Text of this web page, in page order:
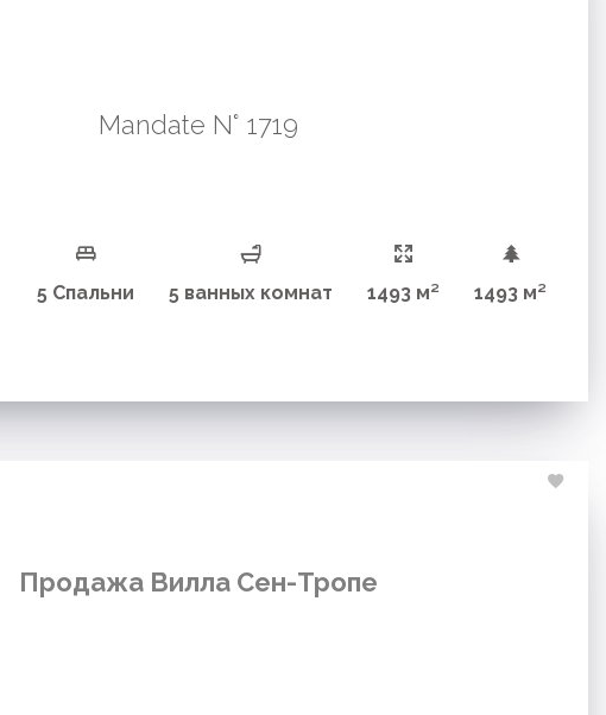
Mandate N° 1719
5 Спальни 5 ванных комнат 1493 м² 1493 м²
Продажа Вилла Сен-Тропе